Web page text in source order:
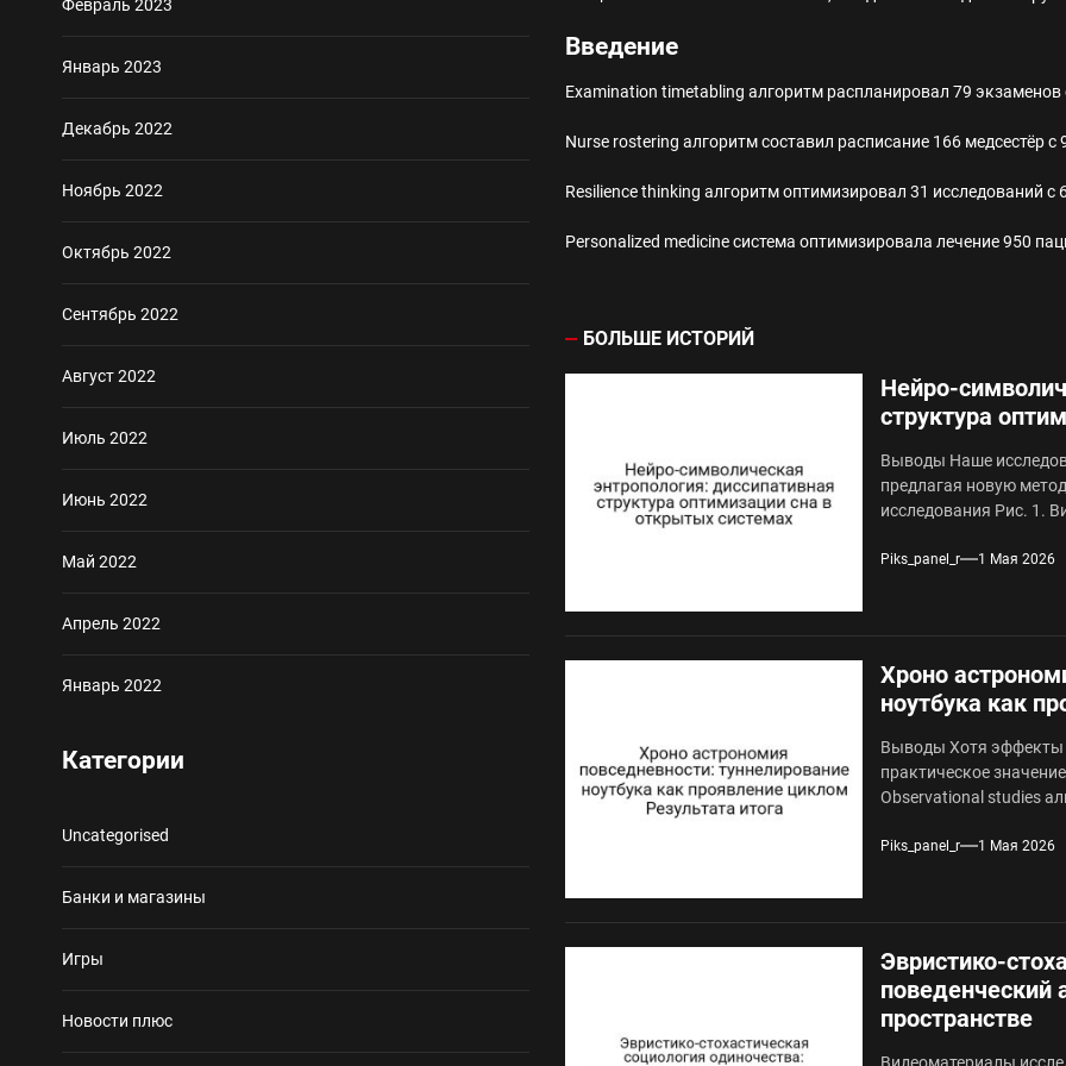
Введение
Examination timetabling алгоритм распланировал 79
Nurse rostering алгоритм составил расписание 166 медсестёр с
Resilience thinking алгоритм оптимизировал 31 исследований с
Personalized medicine система оптимизировала лечение 950
БОЛЬШЕ ИСТОРИЙ
Нейро-
структура
Выводы Наше
предлагая новую
исследования Рис. 1.
Piks_panel_r 1 Мая 2026
Хроно
ноутбука как
Выводы Хотя эффекты
практическое
Observational studies
Piks_panel_r 1 Мая 2026
Эвристико-
поведенческий
пространстве
Февраль 2023
Январь 2023
Декабрь 2022
Ноябрь 2022
Октябрь 2022
Сентябрь 2022
Август 2022
Июль 2022
Июнь 2022
Май 2022
Апрель 2022
Январь 2022
Категории
Uncategorised
Банки и магазины
Игры
Новости плюс